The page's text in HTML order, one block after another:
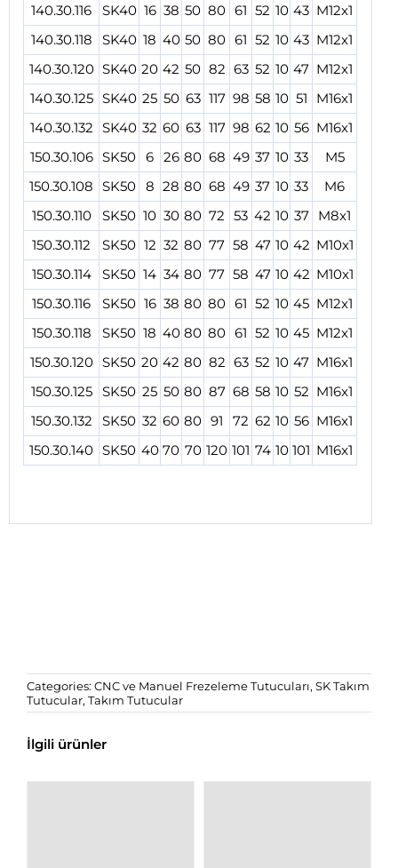
140.30.116
SK40 16 38 50 80 61 52 10 43 M12x1
140.30.118
SK40 18 40 50 80 61 52 10 43 M12x1
140.30.120 SK40 20 42 50 82 63 52 10 47 M12x1
140.30.125 SK40 25 50 63 117 98 58 10 51
M16x1
140.30.132 SK40 32 60 63 117 98 62 10 56 M16x1
150.30.106 SK50 6 26 80 68 49 37 10 33
M5
150.30.108
SK50 8 28 80 68 49 37 10 33
M6
150.30.110
SK50 10 30 80 72 53 42 10 37 M8x1
150.30.112
SK50 12 32 80 77 58 47 10 42 M10x1
150.30.114
SK50 14 34 80 77 58 47 10 42 M10x1
150.30.116
SK50 16 38 80 80 61 52 10 45 M12x1
150.30.118
SK50 18 40 80 80 61 52 10 45 M12x1
150.30.120 SK50 20 42 80 82 63 52 10 47 M16x1
150.30.125
SK50 25 50 80 87 68 58 10 52 M16x1
150.30.132
SK50 32 60 80 91 72 62 10 56 M16x1
150.30.140 SK50 40 70 70 120 101 74 10 101 M16x1
Categories: CNC ve Manuel Frezeleme Tutucuları, SK Takım
Tutucular, Takım Tutucular
İlgili ürünler